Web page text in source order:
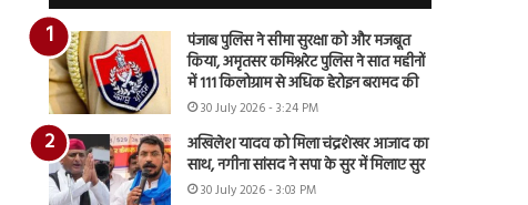
पंजाब पुलिस ने सीमा सुरक्षा को और मजबूत
किया, अमृतसर कमिश्नरेट पुलिस ने सात महीनों
में 111 किलोग्राम से अधिक हेरोइन बरामद की
30 July 2026 - 3:24 PM
अखिलेश यादव को मिला चंद्रशेखर आजाद का
साथ, नगीना सांसद ने सपा के सुर में मिलाए सुर
30 July 2026 - 3:03 PM